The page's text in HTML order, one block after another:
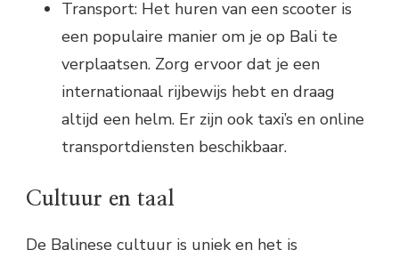
Transport: Het huren van een scooter is
een populaire manier om je op Bali te
verplaatsen. Zorg ervoor dat je een
internationaal rijbewijs hebt en draag
altijd een helm. Er zijn ook taxi’s en online
transportdiensten beschikbaar.
Cultuur en taal
De Balinese cultuur is uniek en het is